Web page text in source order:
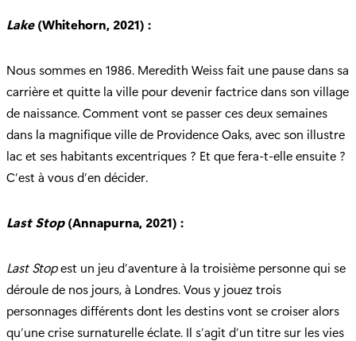
Lake(Whitehorn, 2021) :
Nous sommes en 1986. Meredith Weiss fait une pause dans sa
carrière et quitte la ville pour devenir factrice dans son village
de naissance. Comment vont se passer ces deux semaines
dans la magnifique ville de Providence Oaks, avec son illustre
lac et ses habitants excentriques ? Et que fera-t-elle ensuite ?
C’est à vous d’en décider.
Last Stop(Annapurna, 2021) :
Last Stopest un jeu d’aventure à la troisième personne qui se
déroule de nos jours, à Londres. Vous y jouez trois
personnages différents dont les destins vont se croiser alors
qu’une crise surnaturelle éclate. Il s’agit d’un titre sur les vies